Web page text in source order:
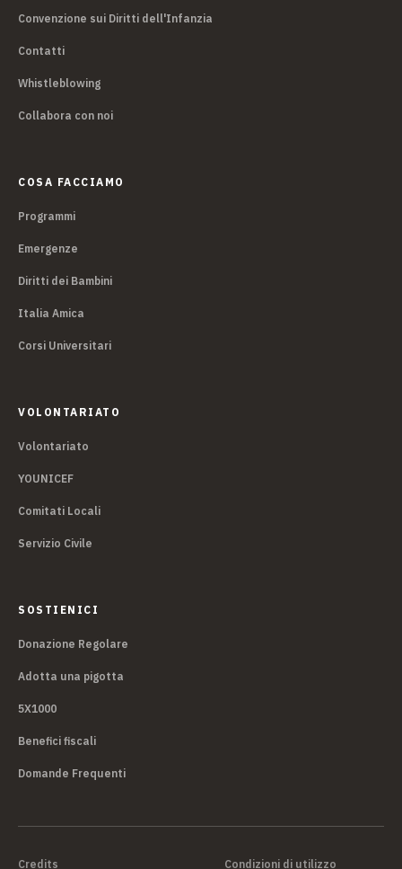
Convenzione sui Diritti dell'Infanzia
Contatti
Whistleblowing
Collabora con noi
COSA FACCIAMO
Programmi
Emergenze
Diritti dei Bambini
Italia Amica
Corsi Universitari
VOLONTARIATO
Volontariato
YOUNICEF
Comitati Locali
Servizio Civile
SOSTIENICI
Donazione Regolare
Adotta una pigotta
5X1000
Benefici fiscali
Domande Frequenti
Credits Condizioni di utilizzo